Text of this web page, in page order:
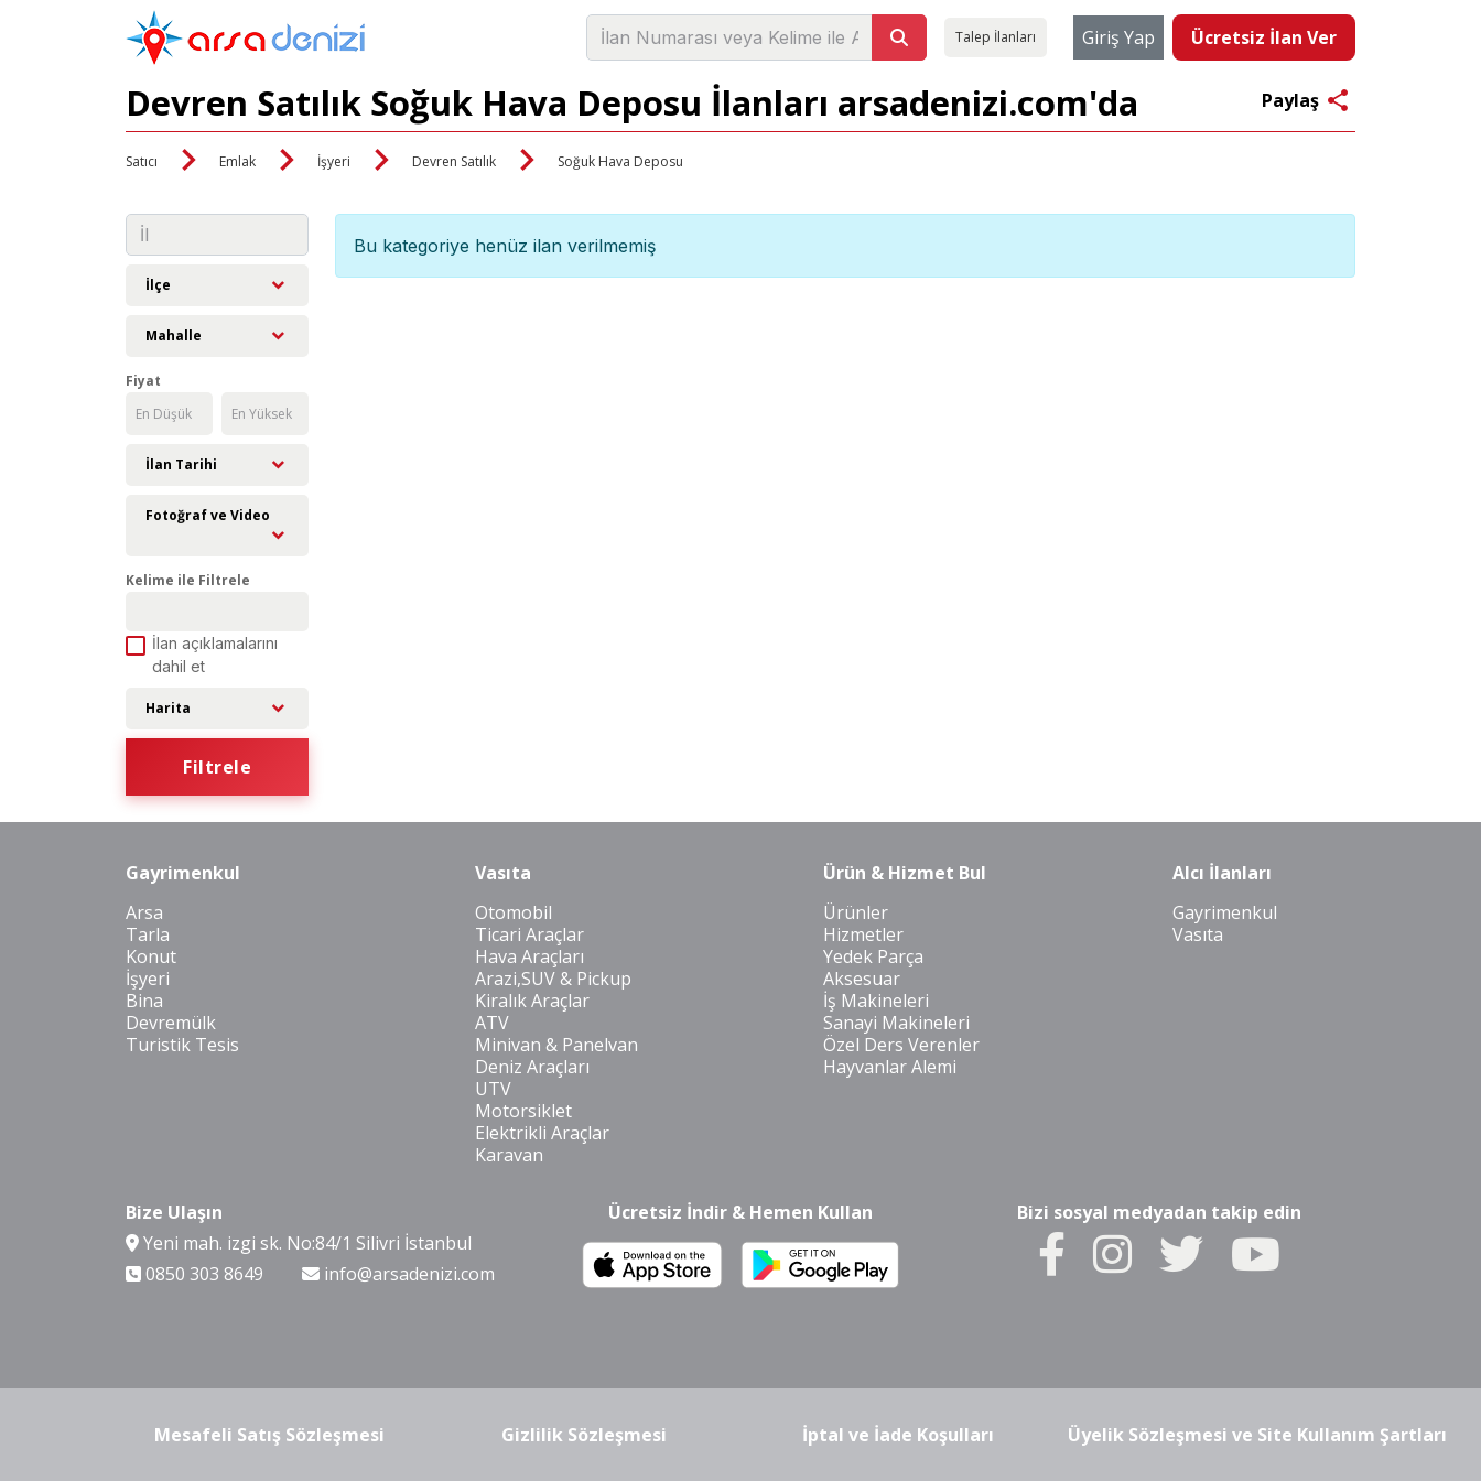
Talep İlanları Giriş Yap Ücretsiz İlan Ver
Devren Satılık Soğuk Hava Deposu İlanları arsadenizi.com'da Paylaş share
Satıcı Emlak İşyeri Devren Satılık Soğuk Hava Deposu
İlçe
Mahalle
Fiyat
İlan Tarihi
Fotoğraf ve Video
Kelime ile Filtrele
İlan açıklamalarını
dahil et
Harita
Filtrele
Bu kategoriye henüz ilan verilmemiş
Gayrimenkul
Arsa
Tarla
Konut
İşyeri
Bina
Devremülk
Turistik Tesis
Vasıta
Otomobil
Ticari Araçlar
Hava Araçları
Arazi,SUV & Pickup
Kiralık Araçlar
ATV
Minivan & Panelvan
Deniz Araçları
UTV
Motorsiklet
Elektrikli Araçlar
Karavan
Ürün & Hizmet Bul
Ürünler
Hizmetler
Yedek Parça
Aksesuar
İş Makineleri
Sanayi Makineleri
Özel Ders Verenler
Hayvanlar Alemi
Alcı İlanları
Gayrimenkul
Vasıta
Bize Ulaşın
Yeni mah. izgi sk. No:84/1 Silivri İstanbul
0850 303 8649
info@arsadenizi.com
Ücretsiz İndir & Hemen Kullan Bizi sosyal medyadan takip edin
Mesafeli Satış Sözleşmesi Gizlilik Sözleşmesi İptal ve İade Koşulları Üyelik Sözleşmesi ve Site Kullanım Şartları